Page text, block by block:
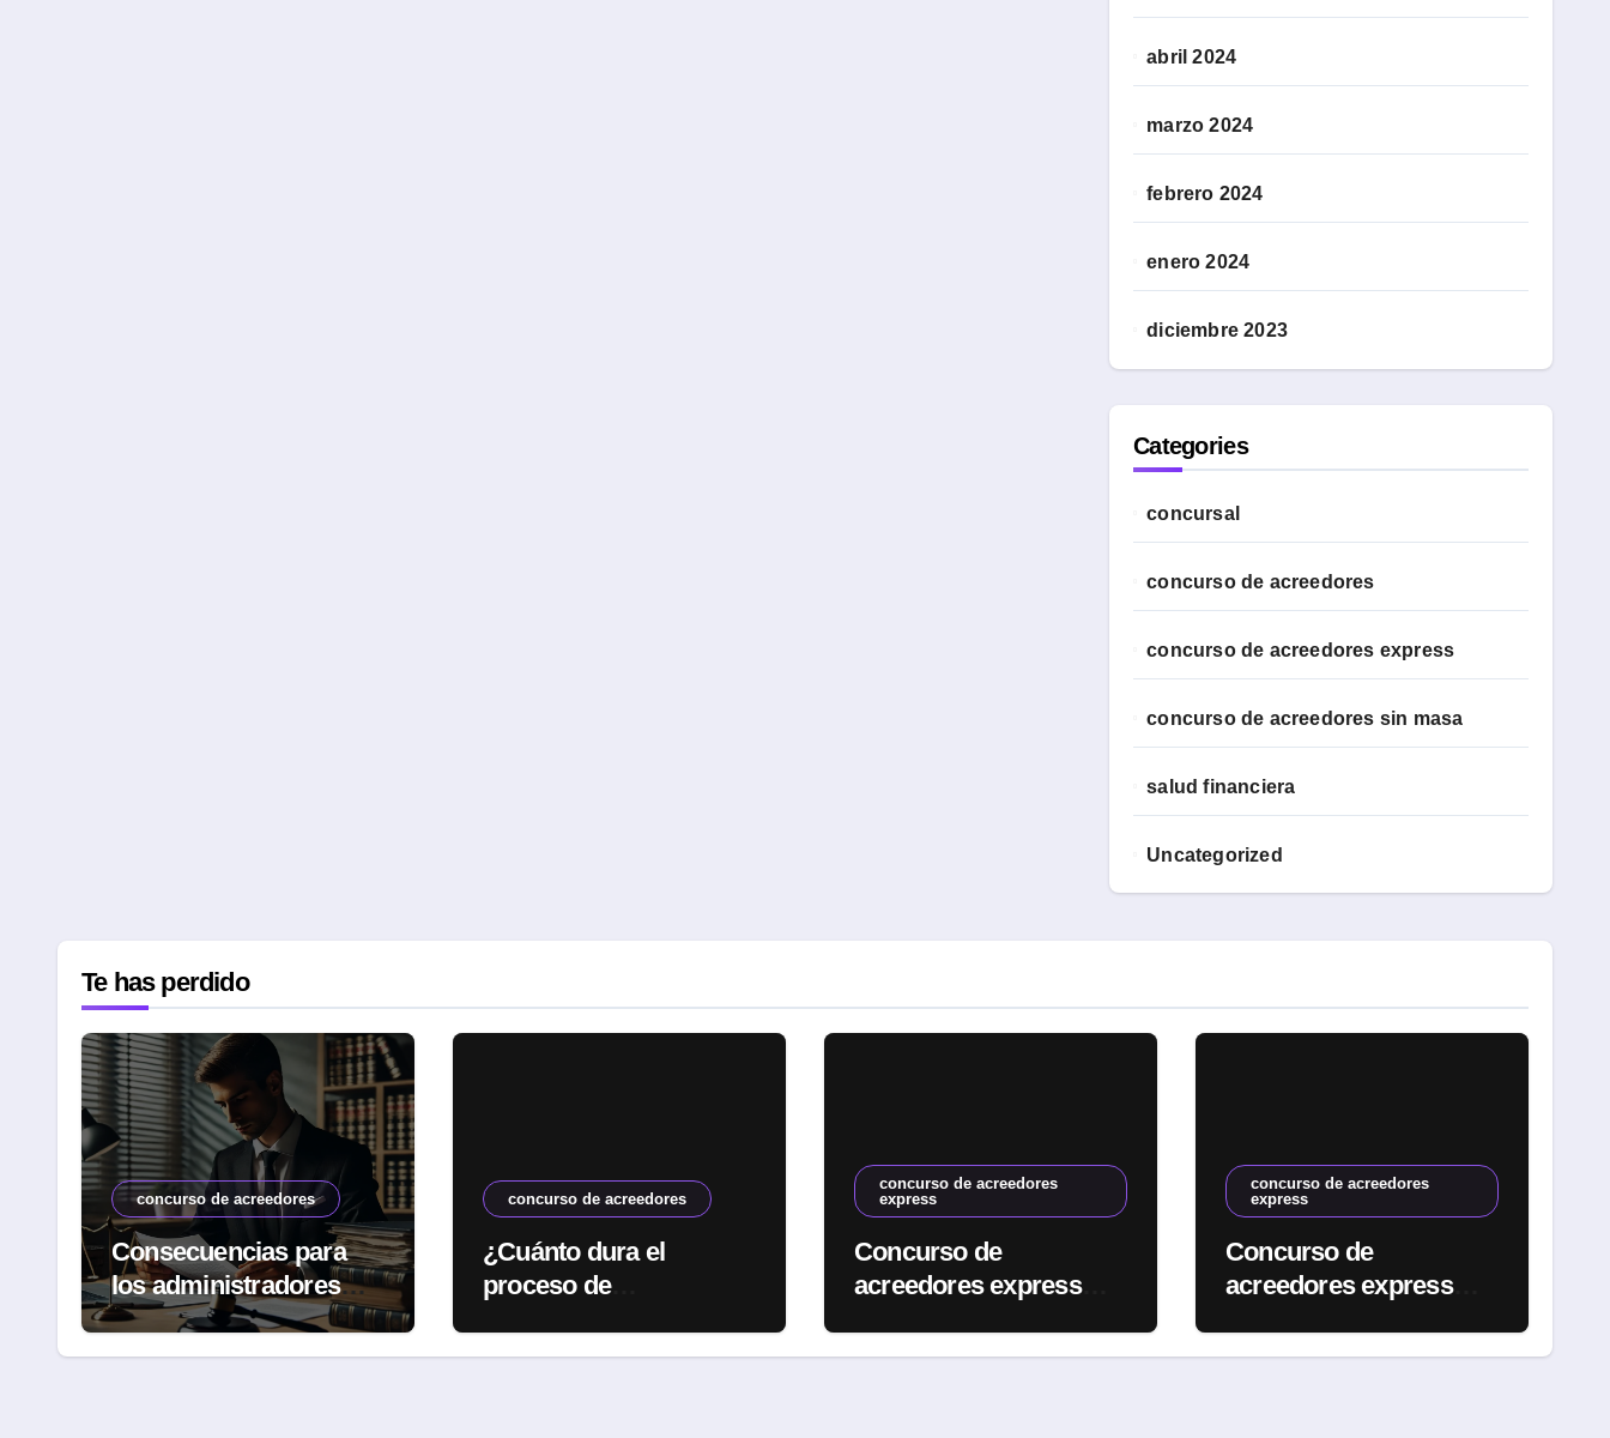
abril 2024
marzo 2024
febrero 2024
enero 2024
diciembre 2023
Categories
concursal
concurso de acreedores
concurso de acreedores express
concurso de acreedores sin masa
salud financiera
Uncategorized
Te has perdido
concurso de acreedores
Consecuencias para
los administradores
tras el concurso
concurso de acreedores
¿Cuánto dura el
proceso de
completa 2024
concurso de acreedores
express
Concurso de
acreedores express
concurso de acreedores
express
Concurso de
acreedores express
puede ayudar a tu